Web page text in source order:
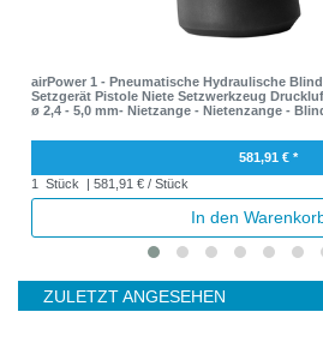
airPower 1 - Pneumatische Hydraulische
Setzgerät Pistole Niete Setzwerkzeug
ø 2,4 - 5,0 mm- Nietzange - Nietenzange -
581,91 € *
1
Stück | 581,91 € / Stück
In den
ZULETZT ANGESEHEN